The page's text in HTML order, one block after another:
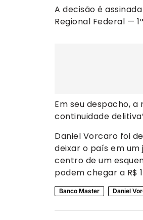
A decisão é
Regional Federal —
Em seu despacho,
continuidade
Daniel Vorcaro foi
deixar o país em
centro de um
podem chegar a R$
Banco Master Daniel